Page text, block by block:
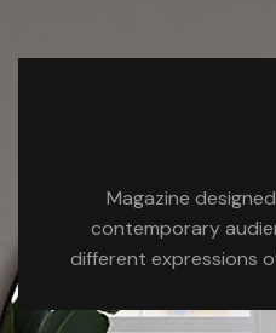
Magazine
contemporary
different expressions